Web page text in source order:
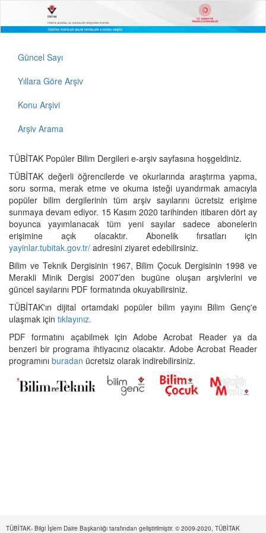
Güncel Sayı
Yıllara Göre Arşiv
Konu Arşivi
Arşiv Arama
TÜBİTAK Popüler Bilim Dergileri e-arşiv sayfasına hoşgeldiniz.
TÜBİTAK değerli öğrencilerde ve okurlarında araştırma yapma,
soru sorma, merak etme ve okuma isteği uyandırmak amacıyla
popüler bilim dergilerinin tüm arşiv sayılarını ücretsiz erişime
sunmaya devam ediyor. 15 Kasım 2020 tarihinden itibaren dört ay
boyunca yayımlanacak tüm yeni sayılar sadece abonelerin
erişimine açık olacaktır. Abonelik fırsatları için
yayinlar.tubitak.gov.tr/ adresini ziyaret edebilirsiniz.
Bilim ve Teknik Dergisinin 1967, Bilim Çocuk Dergisinin 1998 ve
Merakli Minik Dergisi 2007’den bugüne oluşan arşivlerini ve
güncel sayılarını PDF formatında okuyabilirsiniz.
TÜBİTAK'ın dijital ortamdaki popüler bilim yayını Bilim Genç'e
ulaşmak için tıklayınız.
PDF formatını açabilmek için Adobe Acrobat Reader ya da
benzeri bir programa ihtiyacınız olacaktır. Adobe Acrobat Reader
programını buradan ücretsiz olarak indirebilirsiniz.
TÜBİTAK- Bilgi İşlem Daire Başkanlığı tarafından geliştirilmiştir. © 2009-2020, TÜBİTAK